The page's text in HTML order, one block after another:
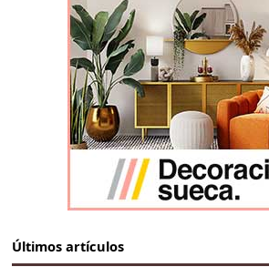
Últimos artículos